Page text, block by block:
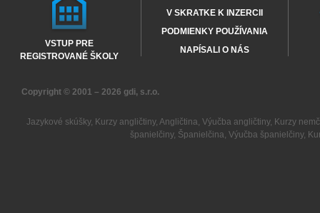
VSTUP PRE
REGISTROVANÉ ŠKOLY
V SKRATKE K INZERCII
PODMIENKY POUŽÍVANIA
NAPÍSALI O NÁS
Copyright © 2001 – 2026 gdi, s.r.o.
Jazykové skúšky, Kurzy angličtiny, Angličtina, Výučba angličtiny, Kurzy
španielčiny, Španielčina, Výučba španielčiny,